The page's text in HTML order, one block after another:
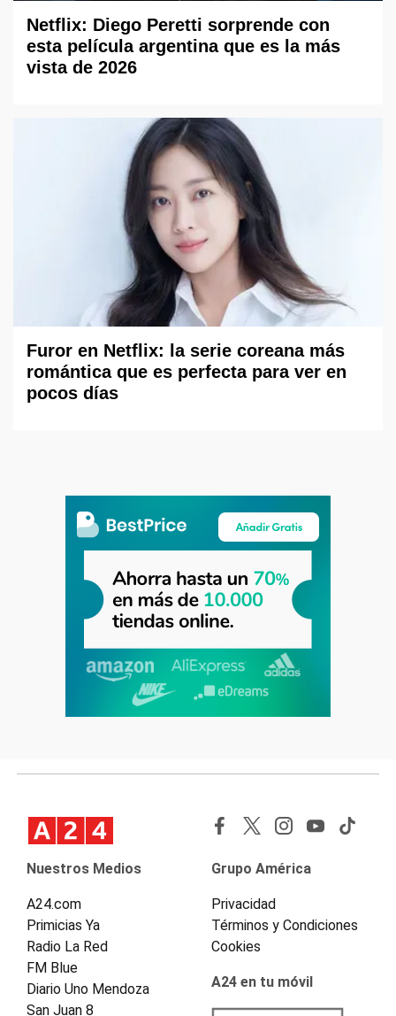
Netflix: Diego Peretti sorprende con
esta película argentina que es la más
vista de 2026
Furor en Netflix: la serie coreana más
romántica que es perfecta para ver en
pocos días
Nuestros Medios
A24.com
Primicias Ya
Radio La Red
FM Blue
Diario Uno Mendoza
San Juan 8
Grupo América
Privacidad
Términos y Condiciones
Cookies
A24 en tu móvil